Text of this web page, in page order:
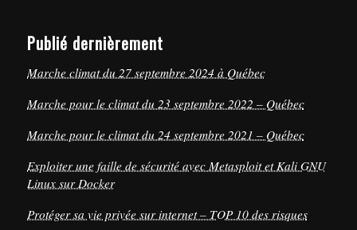
Publié dernièrement
Marche climat du 27 septembre 2024 à Québec
Marche pour le climat du 23 septembre 2022 – Québec
Marche pour le climat du 24 septembre 2021 – Québec
Exploiter une faille de sécurité avec Metasploit et Kali GNU
Linux sur Docker
Protéger sa vie privée sur internet – TOP 10 des risques